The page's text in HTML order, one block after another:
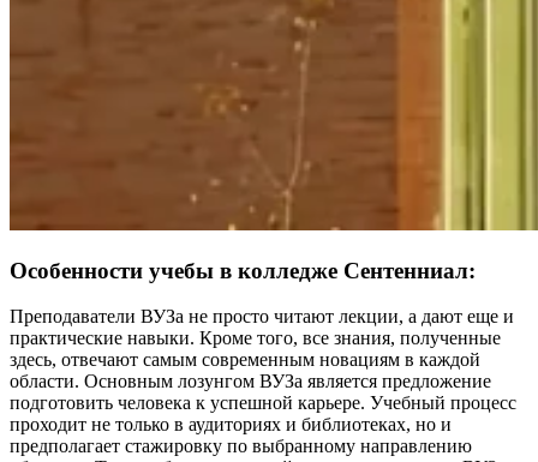
Особенности учебы в колледже Сентенниал:
Преподаватели ВУЗа не просто читают лекции, а дают еще и
практические навыки. Кроме того, все знания, полученные
здесь, отвечают самым современным новациям в каждой
области. Основным лозунгом ВУЗа является предложение
подготовить человека к успешной карьере. Учебный процесс
проходит не только в аудиториях и библиотеках, но и
предполагает стажировку по выбранному направлению